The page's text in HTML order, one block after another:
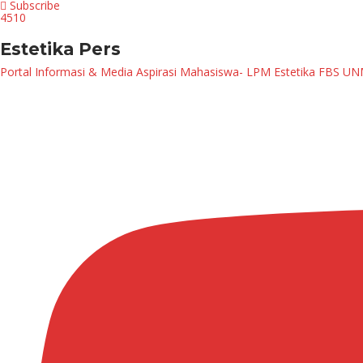
Subscribe
4510
Estetika Pers
Portal Informasi & Media Aspirasi Mahasiswa- LPM Estetika FBS